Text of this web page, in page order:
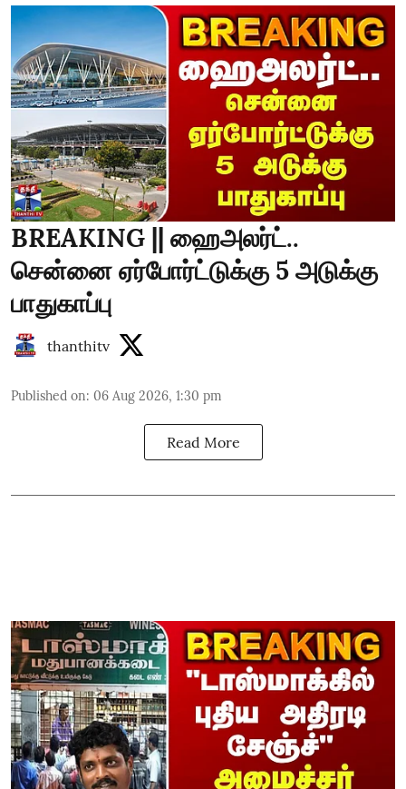
BREAKING || ஹைஅலர்ட்..
சென்னை ஏர்போர்ட்டுக்கு 5 அடுக்கு
பாதுகாப்பு
thanthitv
Published on: 06 Aug 2026, 1:30 pm
Read More